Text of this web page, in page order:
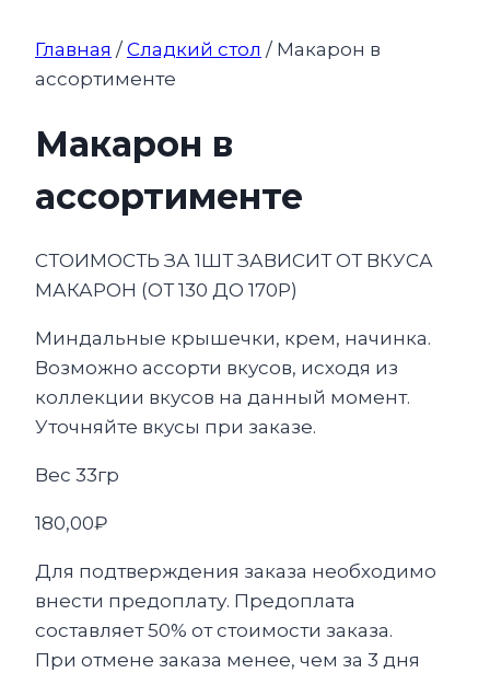
Главная / Сладкий стол / Макарон в
ассортименте
Макарон в
ассортименте
СТОИМОСТЬ ЗА 1ШТ ЗАВИСИТ ОТ ВКУСА
МАКАРОН (ОТ 130 ДО 170Р)
Миндальные крышечки, крем, начинка.
Возможно ассорти вкусов, исходя из
коллекции вкусов на данный момент.
Уточняйте вкусы при заказе.
Вес 33гр
180,00₽
Для подтверждения заказа необходимо
внести предоплату. Предоплата
составляет 50% от стоимости заказа.
При отмене заказа менее, чем за 3 дня